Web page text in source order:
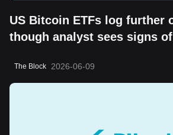
US Bitcoin ETFs log further
though analyst sees signs
The Block 2026-06-09